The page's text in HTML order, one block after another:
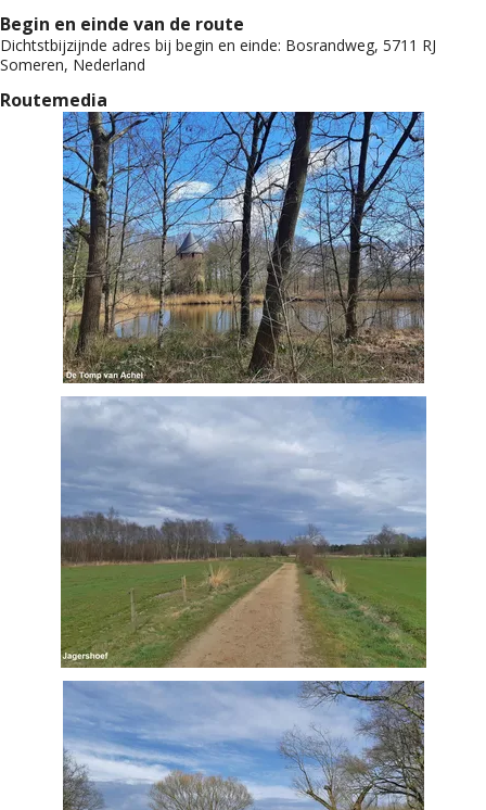
Begin en einde van de route
Dichtstbijzijnde adres bij begin en einde: Bosrandweg, 5711 RJ
Someren, Nederland
Routemedia